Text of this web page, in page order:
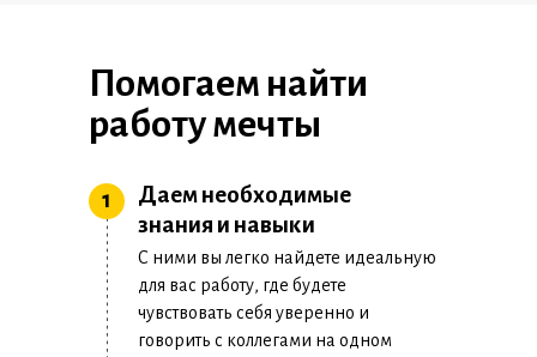
С ними вы легко найдете идеальную
для вас работу, где будете
чувствовать себя уверенно и
говорить с коллегами на одном
Даем необходимые
знания и навыки
Помогаем найти
работу мечты
1